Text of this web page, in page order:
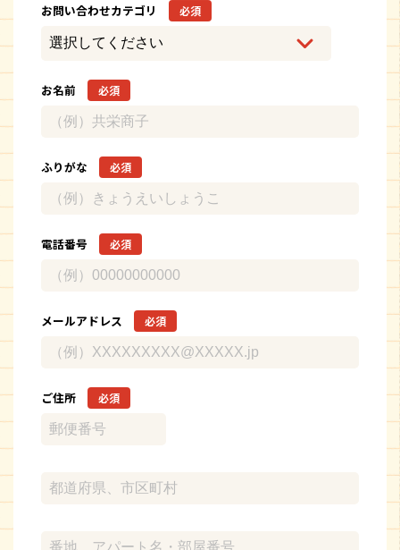
お問い合わせカテゴリ 必須
お名前 必須
ふりがな 必須
電話番号 必須
メールアドレス 必須
ご住所 必須